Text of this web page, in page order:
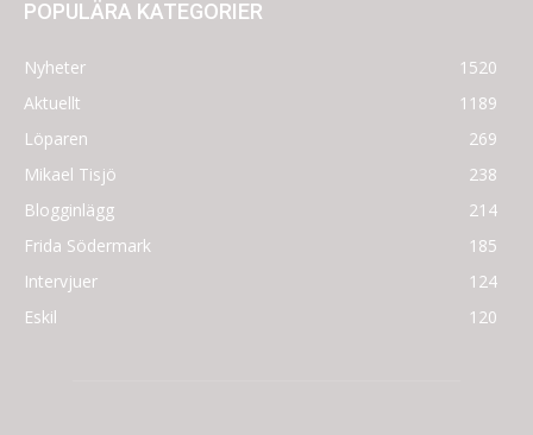
POPULÄRA KATEGORIER
Nyheter
1520
Aktuellt
1189
Löparen
269
Mikael Tisjö
238
Blogginlägg
214
Frida Södermark
185
Intervjuer
124
Eskil
120